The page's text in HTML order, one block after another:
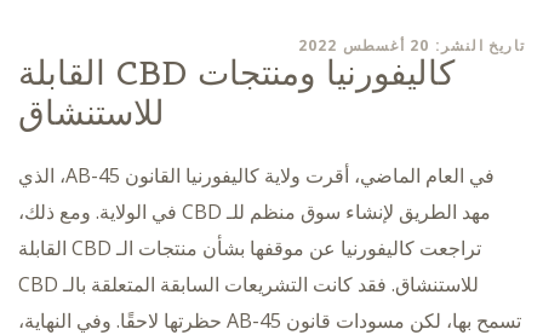
تاريخ النشر: 20 أغسطس 2022
كاليفورنيا ومنتجات CBD القابلة
للاستنشاق
في العام الماضي، أقرت ولاية كاليفورنيا القانون AB-45، الذي
مهد الطريق لإنشاء سوق منظم للـ CBD في الولاية. ومع ذلك،
تراجعت كاليفورنيا عن موقفها بشأن منتجات الـ CBD القابلة
للاستنشاق. فقد كانت التشريعات السابقة المتعلقة بالـ CBD
تسمح بها، لكن مسودات قانون AB-45 حظرتها لاحقًا. وفي النهاية،